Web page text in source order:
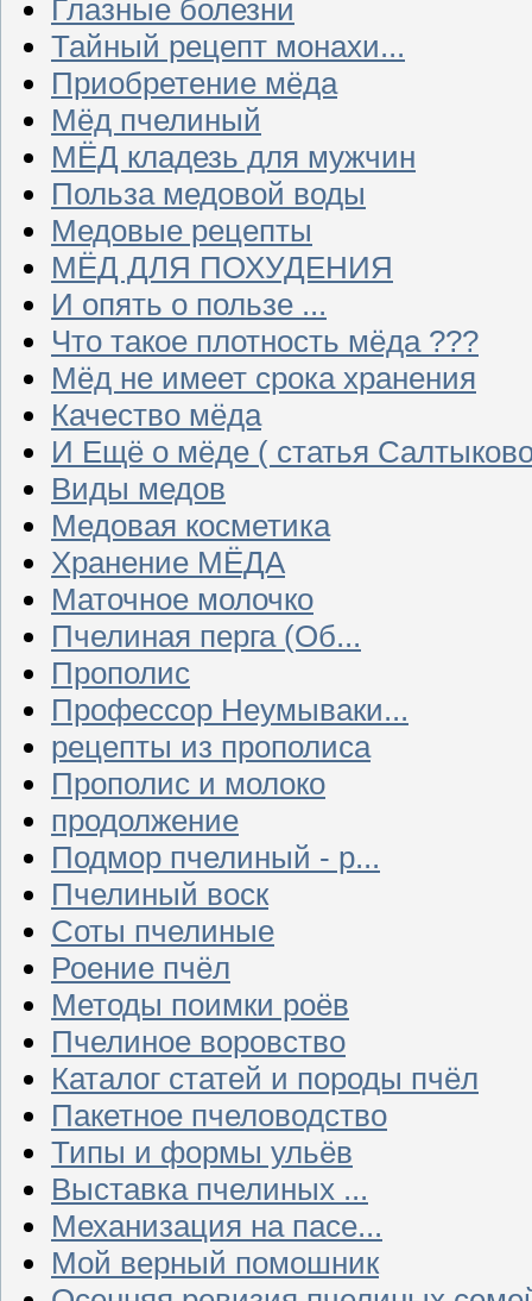
Глазные болезни
Тайный рецепт монахи...
Приобретение мёда
Мёд пчелиный
МЁД кладезь для мужчин
Польза медовой воды
Медовые рецепты
МЁД ДЛЯ ПОХУДЕНИЯ
И опять о пользе ...
Что такое плотность мёда ???
Мёд не имеет срока хранения
Качество мёда
И Ещё о мёде ( статья
Виды медов
Медовая косметика
Хранение МЁДА
Маточное молочко
Пчелиная перга (Об...
Прополис
Профессор Неумываки...
рецепты из прополиса
Прополис и молоко
продолжение
Подмор пчелиный - р...
Пчелиный воск
Соты пчелиные
Роение пчёл
Методы поимки роёв
Пчелиное воровство
Каталог статей и породы пчёл
Пакетное пчеловодство
Типы и формы ульёв
Выставка пчелиных ...
Механизация на пасе...
Мой верный помошник